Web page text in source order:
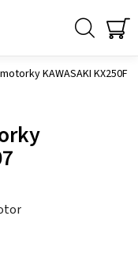
KAWASAKI KX250F